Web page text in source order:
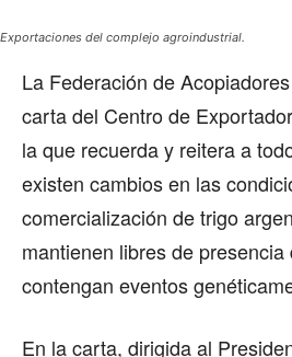
Exportaciones del complejo agroindustrial.
La Federación de
carta del Centro de
la que recuerda y reitera a
existen cambios en las
comercialización de trigo
mantienen libres de
contengan eventos
En la carta, dirigida al